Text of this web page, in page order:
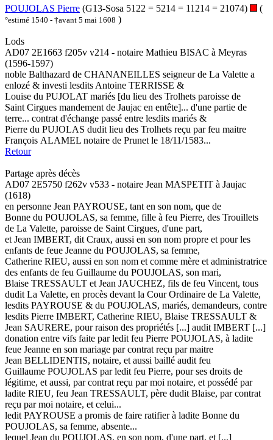
POUJOLAS Pierre (G13-Sosa 5122 = 5214 = 11214 = 21074) (
°estimé 1540 - †avant 5 mai 1608 )
Lods
AD07 2E1663 f205v v214 - notaire Mathieu BISAC à Meyras
(1596-1597)
noble Balthazard de CHANANEILLES seigneur de La Valette a
enlozé & investi lesdits Antoine TERRISSE &
Louise du PUJOLAT mariés [du lieu des Trolhets paroisse de
Saint Cirgues mandement de Jaujac en entête]... d'une partie de
terre... contrat d'échange passé entre lesdits mariés &
Pierre du PUJOLAS dudit lieu des Trolhets reçu par feu maitre
François ALAMEL notaire de Prunet le 18/11/1583...
Retour
Partage après décès
AD07 2E5750 f262v v533 - notaire Jean MASPETIT à Jaujac
(1618)
en personne Jean PAYROUSE, tant en son nom, que de
Bonne du POUJOLAS, sa femme, fille à feu Pierre, des Trouillets
de La Valette, paroisse de Saint Cirgues, d'une part,
et Jean IMBERT, dit Craux, aussi en son nom propre et pour les
enfants de feue Jeanne du POUJOLAS, sa femme,
Catherine RIEU, aussi en son nom et comme mère et administratrice
des enfants de feu Guillaume du POUJOLAS, son mari,
Blaise TRESSAULT et Jean JAUCHEZ, fils de feu Vincent, tous
dudit La Valette, en procès devant la Cour Ordinaire de La Valette,
lesdits PAYROUSE & du POUJOLAS, mariés, demandeurs, contre
lesdits Pierre IMBERT, Catherine RIEU, Blaise TRESSAULT &
Jean SAURERE, pour raison des propriétés [...] audit IMBERT [...]
donation entre vifs faite par ledit feu Pierre POUJOLAS, à ladite
feue Jeanne en son mariage par contrat reçu par maitre
Jean BELLIDENTIS, notaire, et aussi baillé audit feu
Guillaume POUJOLAS par ledit feu Pierre, pour ses droits de
légitime, et aussi, par contrat reçu par moi notaire, et possédé par
ladite RIEU, feu Jean TRESSAULT, père dudit Blaise, par contrat
reçu par moi notaire, et celui...
ledit PAYROUSE a promis de faire ratifier à ladite Bonne du
POUJOLAS, sa femme, absente...
lequel Jean du POUJOLAS, en son nom, d'une part, et [...]